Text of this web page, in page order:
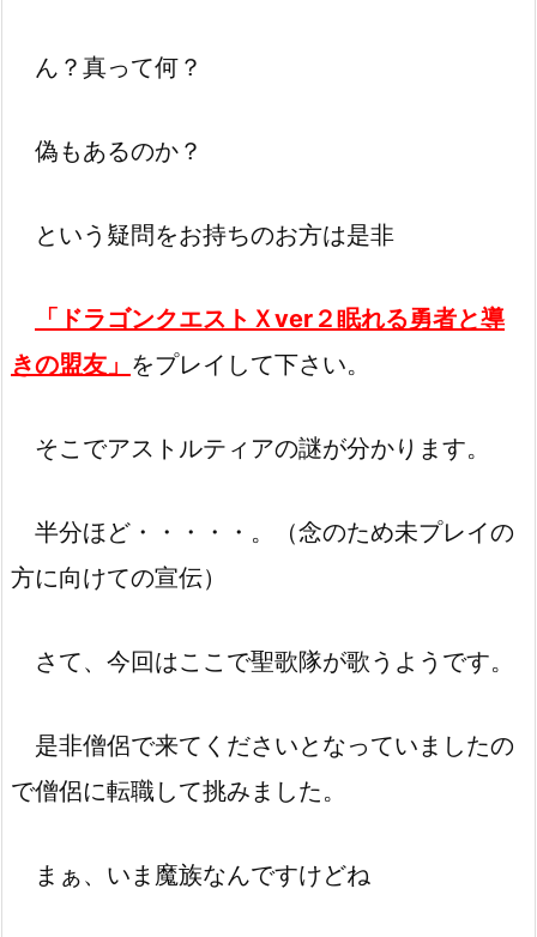
ん？真って何？
偽もあるのか？
という疑問をお持ちのお方は是非
「ドラゴンクエストＸver２眠れる勇者と導
きの盟友」 をプレイして下さい。
そこでアストルティアの謎が分かります。
半分ほど・・・・・。（念のため未プレイの
方に向けての宣伝）
さて、今回はここで聖歌隊が歌うようです。
是非僧侶で来てくださいとなっていましたの
で僧侶に転職して挑みました。
まぁ、いま魔族なんですけどね